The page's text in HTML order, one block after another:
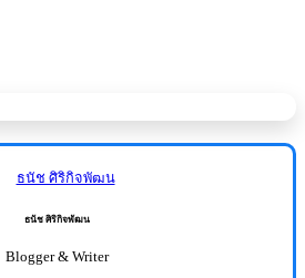
ธนัช ศิริกิจพัฒน
Blogger & Writer